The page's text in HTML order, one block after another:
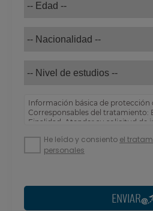
Información básica de protección
Corresponsables del tratamiento:
Finalidad: Atender su solicitud de
Derechos: Puede acceder,
datos, así como otros derechos tal
He leído y consiento el
personales
ENVIAR